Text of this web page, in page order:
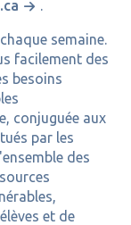
.
semaine.
facilement des
besoins
conjuguée aux
par les
des
et de